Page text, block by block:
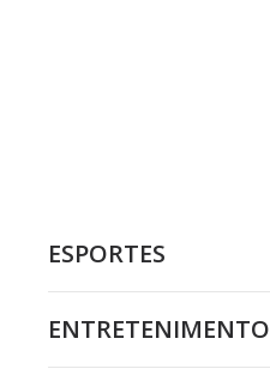
ESPORTES
ENTRETENIMENTO